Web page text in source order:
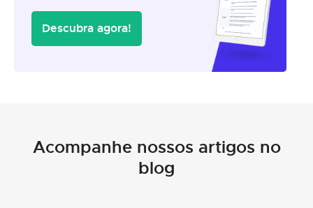
Descubra agora!
Acompanhe nossos artigos no
blog